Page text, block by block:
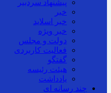
پیشنهاد سردبیر
خبر
خبر اسلايد
خبر ویژه
دولت و مجلس
فعالیت کاربردی
گفتگو
هیئت رئیسه
یادداشت
چند رسانه ای